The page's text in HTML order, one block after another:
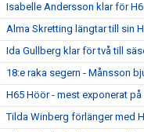
Isabelle Andersson klar för
Alma Skretting längtar till sin
Ida Gullberg klar för två till
18:e raka segern - Månsson
H65 Höör - mest exponerat på
Tilda Winberg förlänger med